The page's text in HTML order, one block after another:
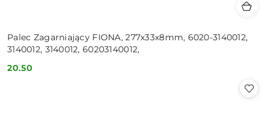
Palec Zagarniający FIONA, 277x33x8mm, 6020-3140012,
3140012, 3140012, 60203140012,
Cena:
20.50